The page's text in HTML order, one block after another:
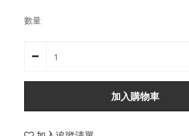
數量
加入購物車